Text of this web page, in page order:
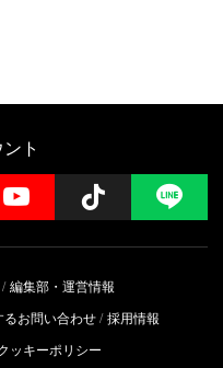
ト
YouTube Follow
編集部・運営情報
るお問い合わせ 採用情報
ッキーポリシー